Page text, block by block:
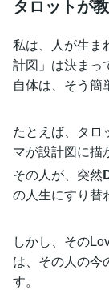
タロットが
私は、人が生ま
計図」は決まっ
自体は、そう簡
たとえば、タロ
マが設計図に描
その人が、突然
の人生にすり替
しかし、その
は、その人の今
す。